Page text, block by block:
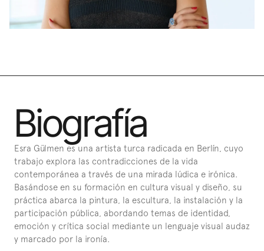
Biografía
Esra Gülmen es una artista turca radicada en Berlín, cuyo
trabajo explora las contradicciones de la vida
contemporánea a través de una mirada lúdica e irónica.
Basándose en su formación en cultura visual y diseño, su
práctica abarca la pintura, la escultura, la instalación y la
participación pública, abordando temas de identidad,
emoción y crítica social mediante un lenguaje visual audaz
y marcado por la ironía.